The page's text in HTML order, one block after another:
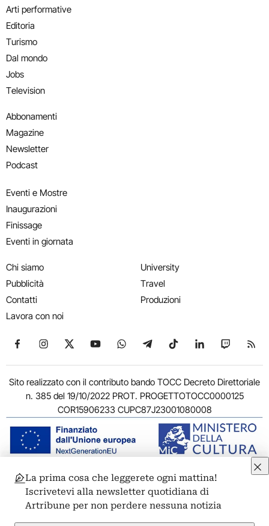
Arti performative
Editoria
Turismo
Dal mondo
Jobs
Television
Abbonamenti
Magazine
Newsletter
Podcast
Eventi e Mostre
Inaugurazioni
Finissage
Eventi in giornata
Chi siamo
Pubblicità
Contatti
Lavora con noi
University
Travel
Produzioni
Seguici su Facebook
Seguici su Instagram
Seguici su X
Seguici su YouTube
Seguici su WhatsApp
Seguici su Telegram
Seguici su TikTok
Seguici su
Seguici
Sito realizzato con il contributo bando TOCC Decreto Direttoriale
n. 385 del 19/10/2022 PROT. PROGETTOTOCC0000125
COR15906233 CUPC87J23001080008
© 2011-2026 ARTRIBUNE srl – Corso Vittorio Emanuele II, 287 –
00186 Roma - P.I. 11381581005
Privacy: Responsabile della protezione dei dati personali
ARTRIBUNE srl – Corso Vittorio Emanuele II, 287 – 00186 Roma
La prima cosa che leggerete ogni mattina!
Iscrivetevi alla newsletter quotidiana di
Artribune per non perdere nessuna notizia